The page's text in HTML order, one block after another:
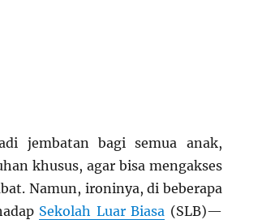
jembatan bagi semua anak,
khusus, agar bisa mengakses
Namun, ironinya, di beberapa
Sekolah Luar Biasa (SLB)—